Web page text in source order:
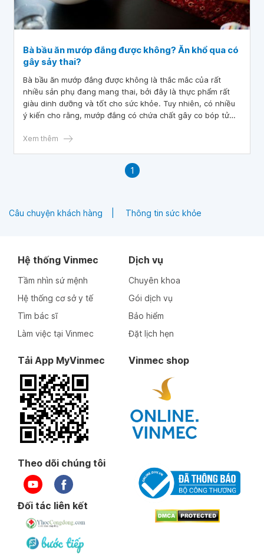
Bà bầu ăn mướp đắng được không? Ăn khổ qua có
gây sảy thai?
Bà bầu ăn mướp đắng được không là thắc mắc của rất
nhiều sản phụ đang mang thai, bởi đây là thực phẩm rất
giàu dinh dưỡng và tốt cho sức khỏe. Tuy nhiên, có nhiều
ý kiến cho rằng, mướp đắng có chứa chất gây co bóp tử
hay không? Theo dõi bài viết sau đây để có câu trả lời.
Xem thêm
1
Câu chuyện khách hàng Thông tin sức khỏe
Hệ thống Vinmec
Tầm nhìn sứ mệnh
Hệ thống cơ sở y tế
Tìm bác sĩ
Làm việc tại Vinmec
Dịch vụ
Chuyên khoa
Gói dịch vụ
Bảo hiểm
Đặt lịch hẹn
Tải App MyVinmec Vinmec shop
Theo dõi chúng tôi
Đối tác liên kết